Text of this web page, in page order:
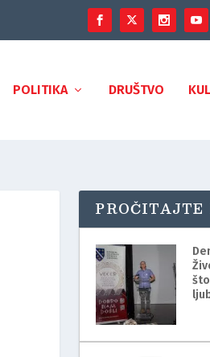
POLITIKA DRUŠTVO
PROČITAJTE